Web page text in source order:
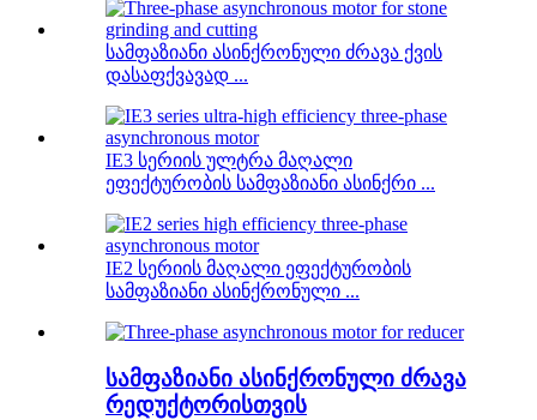
სამფაზიანი ასინქრონული ძრავა ქვის
დასაფქვავად ...
IE3 სერიის ულტრა მაღალი
ეფექტურობის სამფაზიანი ასინქრი ...
IE2 სერიის მაღალი ეფექტურობის
სამფაზიანი ასინქრონული ...
სამფაზიანი ასინქრონული ძრავა
რედუქტორისთვის